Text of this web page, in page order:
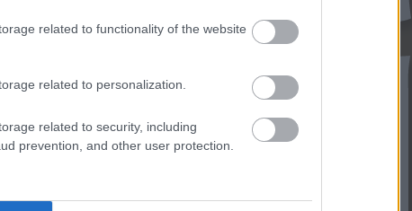
related to functionality of the website
related to personalization.
related to security, including
prevention, and other user protection.